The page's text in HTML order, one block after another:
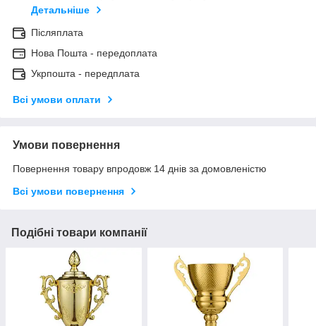
Детальніше
Післяплата
Нова Пошта - передоплата
Укрпошта - передплата
Всі умови оплати
Умови повернення
Повернення товару впродовж 14 днів за домовленістю
Всі умови повернення
Подібні товари компанії